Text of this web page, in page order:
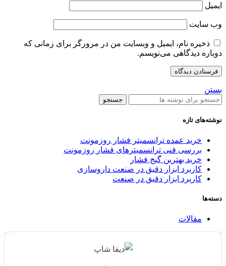
ایمیل
وب‌ سایت
ذخیره نام، ایمیل و وبسایت من در مرورگر برای زمانی که
دوباره دیدگاهی می‌نویسم.
بستن
جستجو
نوشته‌های تازه
خرید عمده ترانسمیتر فشار روزمونت
بررسی فنی ترانسمیترهای فشار روزمونت
خرید بهترین گیج فشار
کاربرد ابزار دقیق در صنعت داروسازی
کاربرد ابزار دقیق در صنعت
دسته‌ها
مقالات